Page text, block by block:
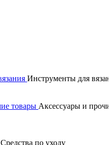
Инструменты для
Аксессуары и
Средства по уходу